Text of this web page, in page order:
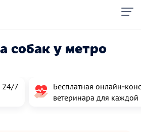
собак у метро
24/7
Бесплатная
ветеринара для